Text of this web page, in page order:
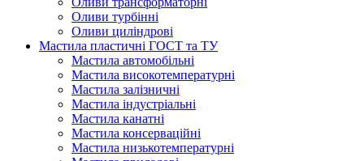
Оливи турбінні
Оливи циліндрові
Мастила пластичні ГОСТ та ТУ
Мастила автомобільні
Мастила високотемпературні
Мастила залізничні
Мастила індустріальні
Мастила канатні
Мастила консерваційні
Мастила низькотемпературні